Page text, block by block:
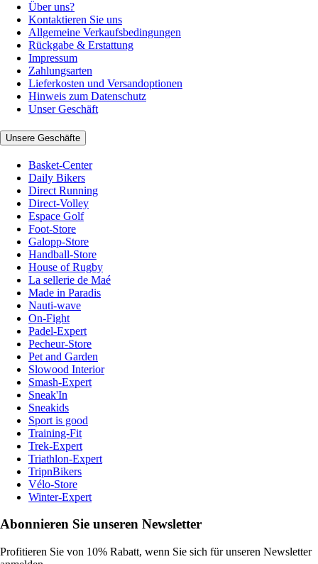
Über uns?
Kontaktieren Sie uns
Allgemeine Verkaufsbedingungen
Rückgabe & Erstattung
Impressum
Zahlungsarten
Lieferkosten und Versandoptionen
Hinweis zum Datenschutz
Unser Geschäft
Unsere Geschäfte
Basket-Center
Daily Bikers
Direct Running
Direct-Volley
Espace Golf
Foot-Store
Galopp-Store
Handball-Store
House of Rugby
La sellerie de Maé
Made in Paradis
Nauti-wave
On-Fight
Padel-Expert
Pecheur-Store
Pet and Garden
Slowood Interior
Smash-Expert
Sneak'In
Sneakids
Sport is good
Training-Fit
Trek-Expert
Triathlon-Expert
TripnBikers
Vélo-Store
Winter-Expert
Abonnieren Sie unseren Newsletter
Profitieren Sie von 10% Rabatt, wenn Sie sich für unseren Newsletter